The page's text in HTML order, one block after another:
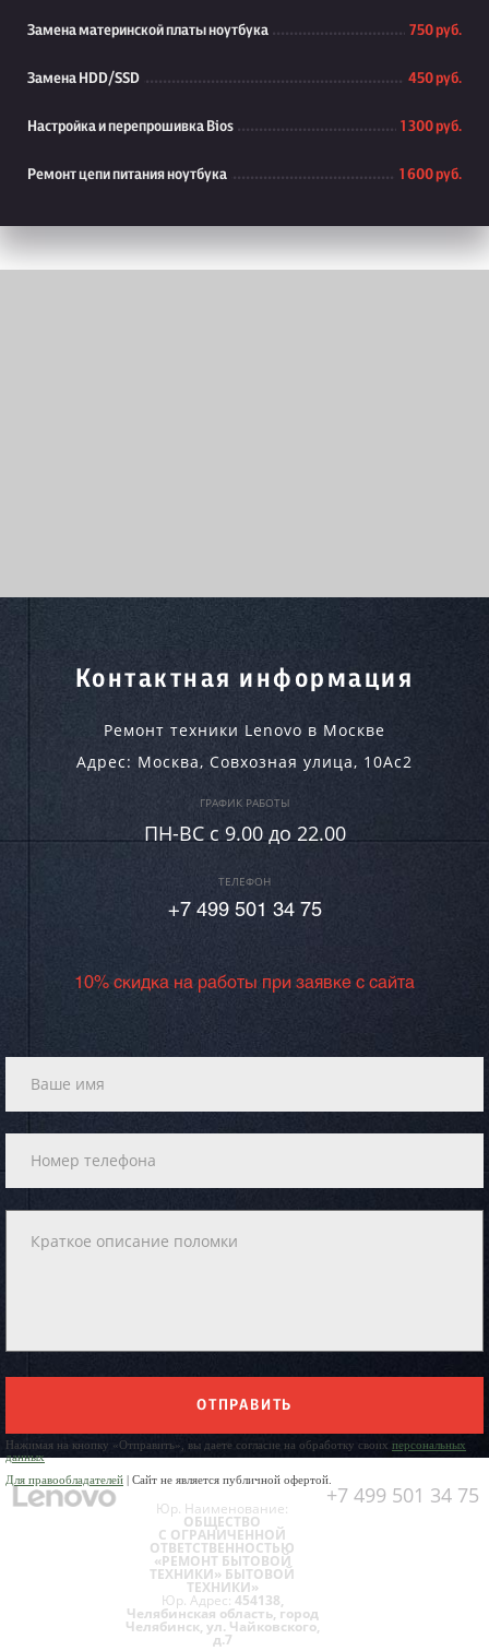
Замена материнской платы ноутбука 750 руб.
Замена HDD/SSD 450 руб.
Настройка и перепрошивка Bios 1 300 руб.
Ремонт цепи питания ноутбука 1 600 руб.
Контактная информация
Ремонт техники Lenovo в Москве
Адрес: Москва, Совхозная улица, 10Ас2
ГРАФИК РАБОТЫ
ПН-ВC c 9.00 до 22.00
ТЕЛЕФОН
+7 499 501 34 75
10% скидка на работы при заявке с сайта
ОТПРАВИТЬ
Нажимая на кнопку «Отправить», вы даете согласие на обработку своих персональных
данных
Для правообладателей | Сайт не является публичной офертой.
+7 499 501 34 75
Юр. Наименование:
ОБЩЕСТВО
С ОГРАНИЧЕННОЙ
ОТВЕТСТВЕННОСТЬЮ
«РЕМОНТ БЫТОВОЙ
ТЕХНИКИ» БЫТОВОЙ
ТЕХНИКИ»
Юр. Адрес: 454138,
Челябинская область, город
Челябинск, ул. Чайковского,
д.7